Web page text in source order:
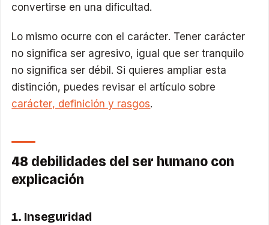
convertirse en una dificultad.
Lo mismo ocurre con el carácter. Tener carácter
no significa ser agresivo, igual que ser tranquilo
no significa ser débil. Si quieres ampliar esta
distinción, puedes revisar el artículo sobre
carácter, definición y rasgos.
48 debilidades del ser humano con
explicación
1. Inseguridad